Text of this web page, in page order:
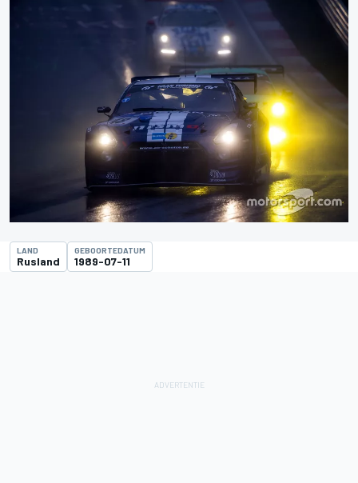
LAND
Rusland
GEBOORTEDATUM
1989-07-11